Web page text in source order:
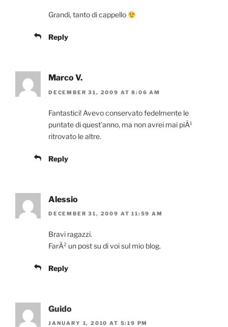
Grandi, tanto di cappello
Reply
Marco V.
DECEMBER 31, 2009 AT 8:06 AM
Fantastici! Avevo conservato fedelmente le
puntate di quest’anno, ma non avrei mai piÃ¹
ritrovato le altre.
Reply
Alessio
DECEMBER 31, 2009 AT 11:59 AM
Bravi ragazzi.
FarÃ² un post su di voi sul mio blog.
Reply
Guido
JANUARY 1, 2010 AT 5:19 PM